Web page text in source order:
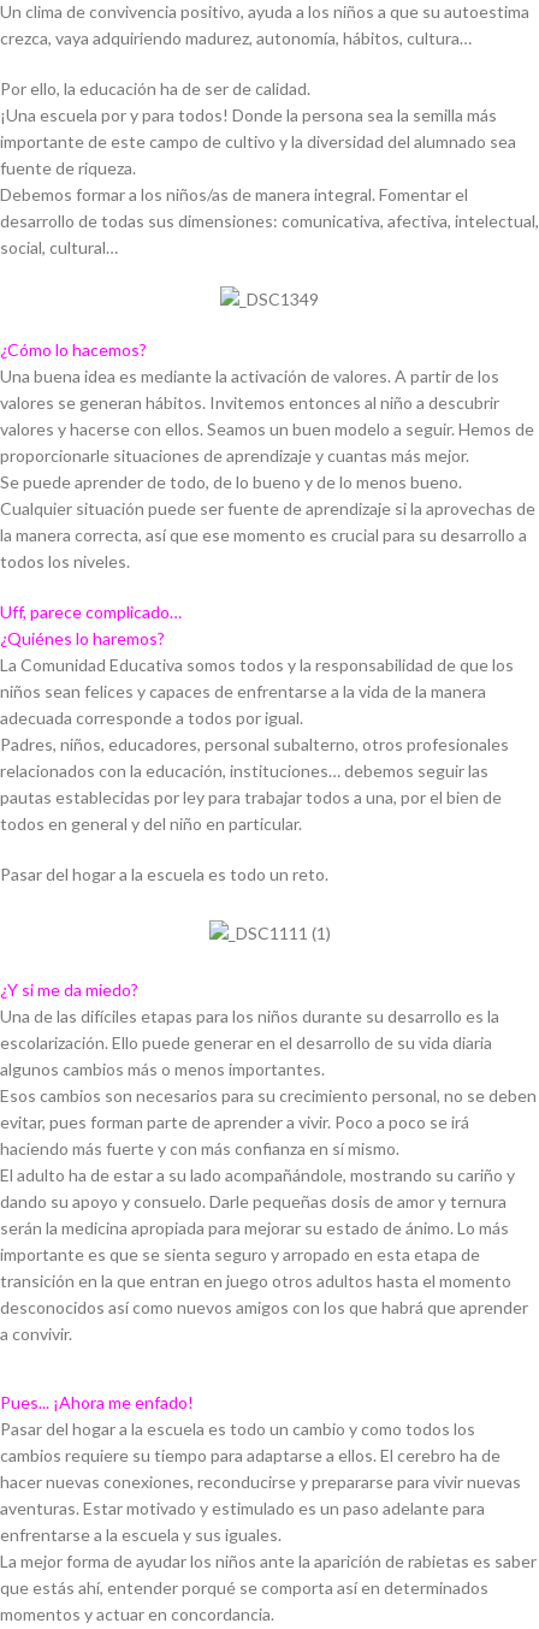
Un clima de convivencia positivo, ayuda a los niños a que su autoestima
crezca, vaya adquiriendo madurez, autonomía, hábitos, cultura…
Por ello, la educación ha de ser de calidad.
¡Una escuela por y para todos! Donde la persona sea la semilla más
importante de este campo de cultivo y la diversidad del alumnado sea
fuente de riqueza.
Debemos formar a los niños/as de manera integral. Fomentar el
desarrollo de todas sus dimensiones: comunicativa, afectiva, intelectual,
social, cultural…
¿Cómo lo hacemos?
Una buena idea es mediante la activación de valores. A partir de los
valores se generan hábitos. Invitemos entonces al niño a descubrir
valores y hacerse con ellos. Seamos un buen modelo a seguir. Hemos de
proporcionarle situaciones de aprendizaje y cuantas más mejor.
Se puede aprender de todo, de lo bueno y de lo menos bueno.
Cualquier situación puede ser fuente de aprendizaje si la aprovechas de
la manera correcta, así que ese momento es crucial para su desarrollo a
todos los niveles.
Uff, parece complicado…
¿Quiénes lo haremos?
La Comunidad Educativa somos todos y la responsabilidad de que los
niños sean felices y capaces de enfrentarse a la vida de la manera
adecuada corresponde a todos por igual.
Padres, niños, educadores, personal subalterno, otros profesionales
relacionados con la educación, instituciones… debemos seguir las
pautas establecidas por ley para trabajar todos a una, por el bien de
todos en general y del niño en particular.
Pasar del hogar a la escuela es todo un reto.
¿Y si me da miedo?
Una de las difíciles etapas para los niños durante su desarrollo es la
escolarización. Ello puede generar en el desarrollo de su vida diaria
algunos cambios más o menos importantes.
Esos cambios son necesarios para su crecimiento personal, no se deben
evitar, pues forman parte de aprender a vivir. Poco a poco se irá
haciendo más fuerte y con más confianza en sí mismo.
El adulto ha de estar a su lado acompañándole, mostrando su cariño y
dando su apoyo y consuelo. Darle pequeñas dosis de amor y ternura
serán la medicina apropiada para mejorar su estado de ánimo. Lo más
importante es que se sienta seguro y arropado en esta etapa de
transición en la que entran en juego otros adultos hasta el momento
desconocidos así como nuevos amigos con los que habrá que aprender
a convivir.
Pues... ¡Ahora me enfado!
Pasar del hogar a la escuela es todo un cambio y como todos los
cambios requiere su tiempo para adaptarse a ellos. El cerebro ha de
hacer nuevas conexiones, reconducirse y prepararse para vivir nuevas
aventuras. Estar motivado y estimulado es un paso adelante para
enfrentarse a la escuela y sus iguales.
La mejor forma de ayudar los niños ante la aparición de rabietas es saber
que estás ahí, entender porqué se comporta así en determinados
momentos y actuar en concordancia.